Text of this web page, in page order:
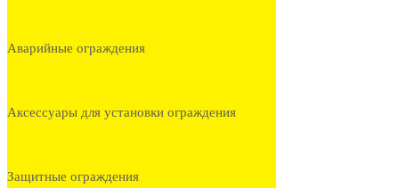
Аварийные ограждения
Аксессуары для установки ограждения
Защитные ограждения